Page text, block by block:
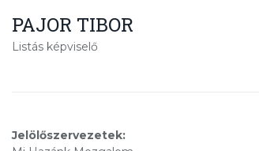
PAJOR TIBOR
Listás képviselő
Jelölőszervezetek: